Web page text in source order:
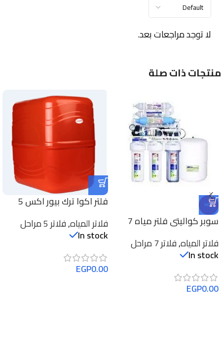
لا توجد مراجعات بعد.
منتجات ذات صلة
HOT
سوبر كواليتي فلتر مياه 7
فلاتر المياه,فلاتر 7 مراحل
In stock
EGP0.00
فلتر اكوا ترك بيور اكس 5
فلاتر المياه,فلاتر 5 مراحل
In stock
EGP0.00